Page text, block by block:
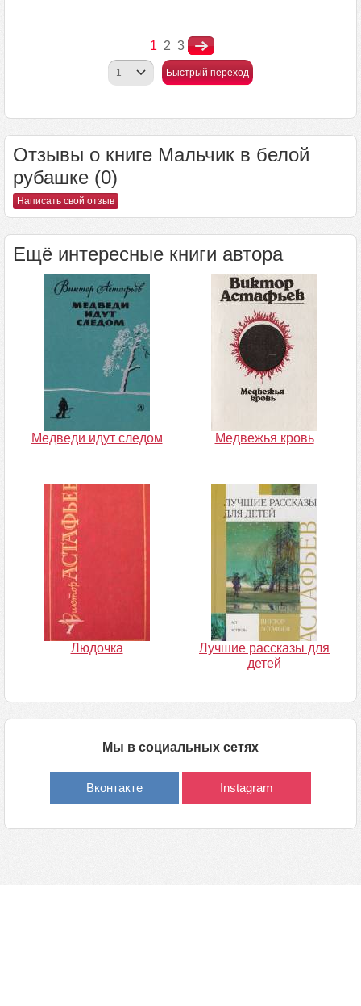
1 2 3
Быстрый переход
Отзывы о книге Мальчик в белой
рубашке (0)
Написать свой отзыв
Ещё интересные книги автора
Медведи идут следом Медвежья кровь
Людочка
Лучшие рассказы для
детей
Мы в социальных сетях
Вконтакте Instagram